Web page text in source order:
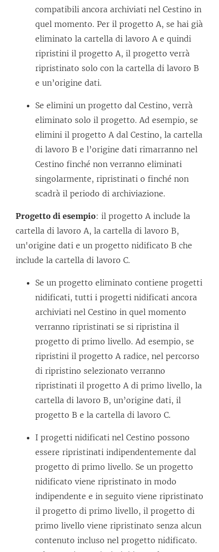
compatibili ancora archiviati nel Cestino in
quel momento. Per il progetto A, se hai già
eliminato la cartella di lavoro A e quindi
ripristini il progetto A, il progetto verrà
ripristinato solo con la cartella di lavoro B
e un’origine dati.
Se elimini un progetto dal Cestino, verrà
eliminato solo il progetto. Ad esempio, se
elimini il progetto A dal Cestino, la cartella
di lavoro B e l’origine dati rimarranno nel
Cestino finché non verranno eliminati
singolarmente, ripristinati o finché non
scadrà il periodo di archiviazione.
Progetto di esempio: il progetto A include la
cartella di lavoro A, la cartella di lavoro B,
un'origine dati e un progetto nidificato B che
include la cartella di lavoro C.
Se un progetto eliminato contiene progetti
nidificati, tutti i progetti nidificati ancora
archiviati nel Cestino in quel momento
verranno ripristinati se si ripristina il
progetto di primo livello. Ad esempio, se
ripristini il progetto A radice, nel percorso
di ripristino selezionato verranno
ripristinati il progetto A di primo livello, la
cartella di lavoro B, un’origine dati, il
progetto B e la cartella di lavoro C.
I progetti nidificati nel Cestino possono
essere ripristinati indipendentemente dal
progetto di primo livello. Se un progetto
nidificato viene ripristinato in modo
indipendente e in seguito viene ripristinato
il progetto di primo livello, il progetto di
primo livello viene ripristinato senza alcun
contenuto incluso nel progetto nidificato.